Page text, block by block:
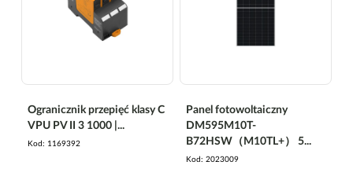
Ogranicznik przepięć klasy C
VPU PV II 3 1000 |...
Kod 1169392
Panel fotowoltaiczny
DM595M10T-
B72HSW（M10TL+） 5...
Kod 2023009